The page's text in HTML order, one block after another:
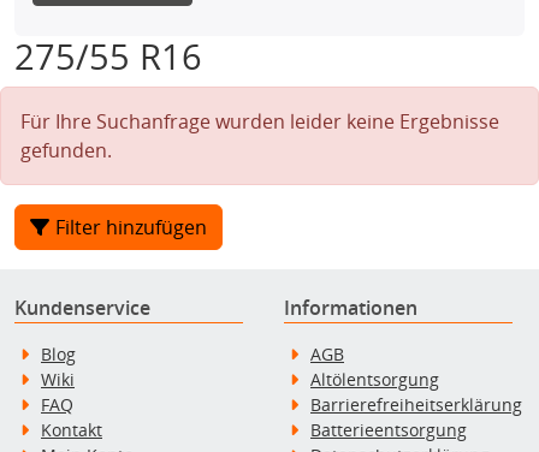
275/55 R16
Für Ihre Suchanfrage wurden leider keine Ergebnisse
gefunden.
Filter hinzufügen
Kundenservice
Blog
Wiki
FAQ
Kontakt
Informationen
AGB
Altölentsorgung
Barrierefreiheitserklärung
Batterieentsorgung